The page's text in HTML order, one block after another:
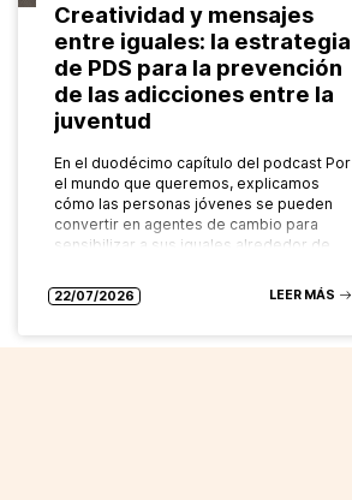
Creatividad y mensajes
entre iguales: la estrategia
de PDS para la prevención
de las adicciones entre la
juventud
En el duodécimo capítulo del podcast Por
el mundo que queremos, explicamos
cómo las personas jóvenes se pueden
convertir en agentes de cambio para
sensibilizar a sus iguales alrededor de…
22/07/2026 LEER MÁS